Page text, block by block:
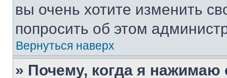
вы очень хотите изменить
попросить об этом
Вернуться наверх
» Почему, когда я нажимаю